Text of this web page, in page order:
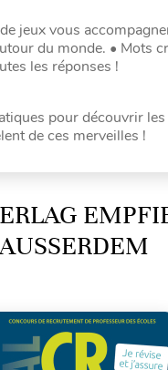
jeux vous
du monde. • Mots
les réponses !
pour découvrir
de ces merveilles !
AUSSERDEM